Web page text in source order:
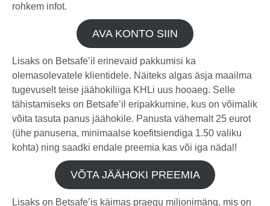
rohkem infot.
AVA KONTO SIIN
Lisaks on Betsafe’il erinevaid pakkumisi ka
olemasolevatele klientidele. Näiteks algas äsja maailma
tugevuselt teise jäähokiliiga KHLi uus hooaeg. Selle
tähistamiseks on Betsafe’il eripakkumine, kus on võimalik
võita tasuta panus jäähokile. Panusta vähemalt 25 eurot
(ühe panusena, minimaalse koefitsiendiga 1.50 valiku
kohta) ning saadki endale preemia kas või iga nädal!
VÕTA JÄÄHOKI PREEMIA
Lisaks on Betsafe’is käimas praegu miljonimäng, mis on